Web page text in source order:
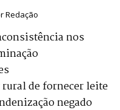
Redação
nos
rural de fornecer leite
negado